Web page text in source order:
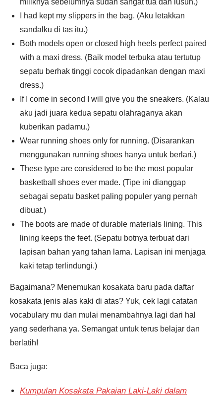
miliknya sebelumnya sudah sangat tua dan lusuh.)
I had kept my slippers in the bag. (Aku letakkan
sandalku di tas itu.)
Both models open or closed high heels perfect paired
with a maxi dress. (Baik model terbuka atau tertutup
sepatu berhak tinggi cocok dipadankan dengan maxi
dress.)
If I come in second I will give you the sneakers. (Kalau
aku jadi juara kedua sepatu olahraganya akan
kuberikan padamu.)
Wear running shoes only for running. (Disarankan
menggunakan running shoes hanya untuk berlari.)
These type are considered to be the most popular
basketball shoes ever made. (Tipe ini dianggap
sebagai sepatu basket paling populer yang pernah
dibuat.)
The boots are made of durable materials lining. This
lining keeps the feet. (Sepatu botnya terbuat dari
lapisan bahan yang tahan lama. Lapisan ini menjaga
kaki tetap terlindungi.)
Bagaimana? Menemukan kosakata baru pada daftar
kosakata jenis alas kaki di atas? Yuk, cek lagi catatan
vocabulary mu dan mulai menambahnya lagi dari hal
yang sederhana ya. Semangat untuk terus belajar dan
berlatih!
Baca juga:
Kumpulan Kosakata Pakaian Laki-Laki dalam